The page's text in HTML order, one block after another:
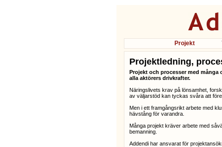
Projekt
Projektledning,
Projekt och processer med många
alla aktörers drivkrafter.
Näringslivets krav på lönsamhet,
av väljarstöd kan tyckas svåra att
Men i ett framgångsrikt arbete med
hävstång för varandra.
Många projekt kräver arbete med
bemanning.
Addendi har ansvarat för